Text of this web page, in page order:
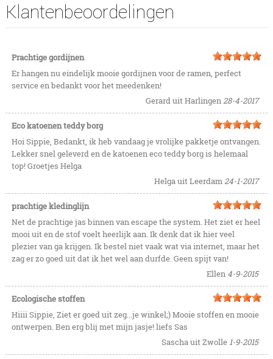
Klantenbeoordelingen
Prachtige gordijnen
Er hangen nu eindelijk mooie gordijnen voor de ramen, perfect
service en bedankt voor het meedenken!
Gerard uit Harlingen28-4-2017
Eco katoenen teddy borg
Hoi Sippie, Bedankt, ik heb vandaag je vrolijke pakketje ontvangen.
Lekker snel geleverd en de katoenen eco teddy borg is helemaal
top! Groetjes Helga
Helga uit Leerdam24-1-2017
prachtige kledinglijn
Net de prachtige jas binnen van escape the system. Het ziet er heel
mooi uit en de stof voelt heerlijk aan. Ik denk dat ik hier veel
plezier van ga krijgen. Ik bestel niet vaak wat via internet, maar het
zag er zo goed uit dat ik het wel aan durfde. Geen spijt van!
Ellen 4-9-2015
Ecologische stoffen
Hiiii Sippie, Ziet er goed uit zeg...je winkel;) Mooie stoffen en mooie
ontwerpen. Ben erg blij met mijn jasje! liefs Sas
Sascha uit Zwolle 1-9-2015